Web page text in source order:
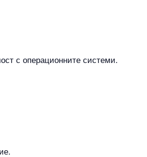
с операционните системи.